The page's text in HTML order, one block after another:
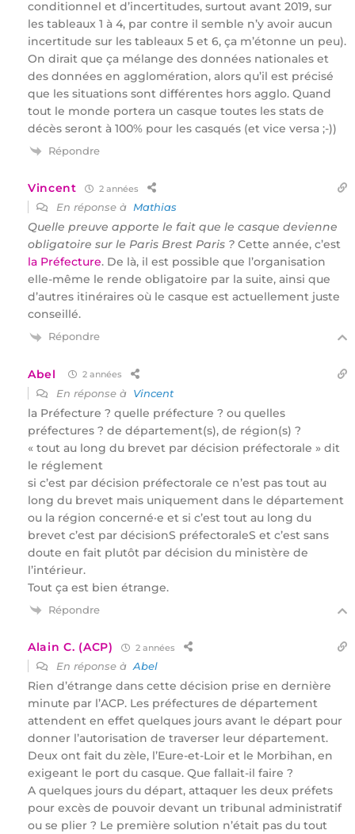
conditionnel et d’incertitudes, surtout avant 2019, sur
les tableaux 1 à 4, par contre il semble n’y avoir aucun
incertitude sur les tableaux 5 et 6, ça m’étonne un peu).
On dirait que ça mélange des données nationales et
des données en agglomération, alors qu’il est précisé
que les situations sont différentes hors agglo. Quand
tout le monde portera un casque toutes les stats de
décès seront à 100% pour les casqués (et vice versa ;-))
Répondre
Vincent 2 années
En réponse à Mathias
Quelle preuve apporte le fait que le casque devienne
obligatoire sur le Paris Brest Paris ?Cette année, c’est
la Préfecture. De là, il est possible que l’organisation
elle-même le rende obligatoire par la suite, ainsi que
d’autres itinéraires où le casque est actuellement juste
conseillé.
Répondre
Abel 2 années
En réponse à Vincent
la Préfecture ? quelle préfecture ? ou quelles
préfectures ? de département(s), de région(s) ?
« tout au long du brevet par décision préfectorale » dit
le réglement
si c’est par décision préfectorale ce n’est pas tout au
long du brevet mais uniquement dans le département
ou la région concerné·e et si c’est tout au long du
brevet c’est par décisionS préfectoraleS et c’est sans
doute en fait plutôt par décision du ministère de
l’intérieur.
Tout ça est bien étrange.
Répondre
Alain C. (ACP) 2 années
En réponse àAbel
Rien d’étrange dans cette décision prise en dernière
minute par l’ACP. Les préfectures de département
attendent en effet quelques jours avant le départ pour
donner l’autorisation de traverser leur département.
Deux ont fait du zèle, l’Eure-et-Loir et le Morbihan, en
exigeant le port du casque. Que fallait-il faire ?
A quelques jours du départ, attaquer les deux préfets
pour excès de pouvoir devant un tribunal administratif
ou se plier ? Le première solution n’était pas du tout